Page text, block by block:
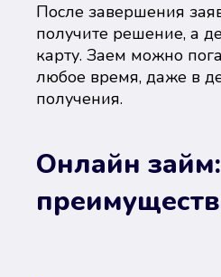
После завершения
получите решение, а
карту. Заем можно
любое время, даже в
получения.
Онлайн займ: